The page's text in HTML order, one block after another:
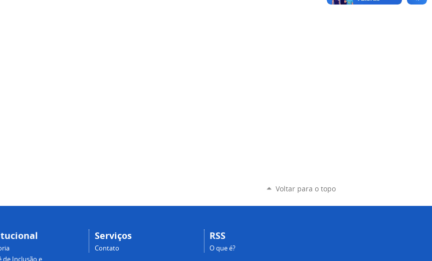
Voltar para o topo
de Inclusão e
Serviços
Contato
RSS
O que é?